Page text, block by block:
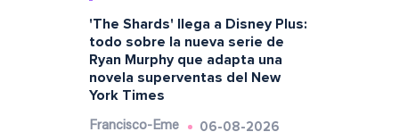
'The Shards' llega a Disney Plus:
todo sobre la nueva serie de
Ryan Murphy que adapta una
novela superventas del New
York Times
Francisco-Eme 06-08-2026